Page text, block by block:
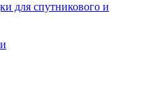
для спутникового и